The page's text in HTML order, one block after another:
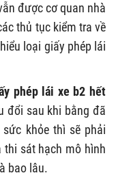
được cơ quan nhà
thủ tục kiểm tra về
loại giấy phép lái
phép lái xe b2 hết
đổi sau khi bằng đã
khỏe thì sẽ phải
thi sát hạch mô hình
bao lâu.